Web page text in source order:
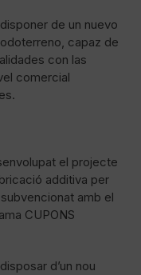
de un nuevo
capaz de
con las
comercial
el projecte
additiva per
amb el
CUPONS
d’un nou